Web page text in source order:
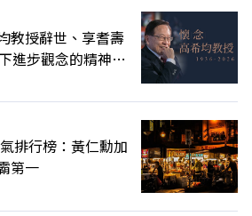
教授辭世、享耆壽
進步觀念的精神遺
排行榜：黃仁勳加
第一